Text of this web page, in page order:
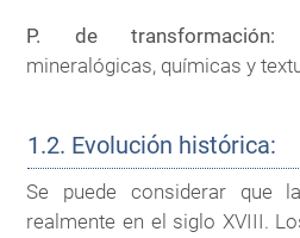
P. de transformación:
mineralógicas, químicas y
1.2. Evolución histórica:
Se puede considerar que
realmente en el siglo XVIII.